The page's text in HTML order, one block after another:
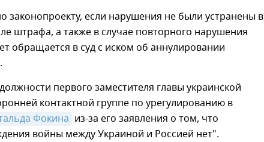
законопроекту, если нарушения не были устранены в
штрафа, а также в случае повторного нарушения
обращается в суд с иском об аннулировании
первого заместителя главы украинской
контактной группе по урегулированию в
Фокина из-за его заявления о том, что
войны между Украиной и Россией нет".